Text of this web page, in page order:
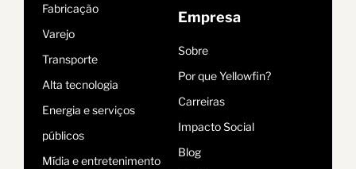
Fabricação
Varejo
Transporte
Alta tecnologia
Energia e serviços
públicos
Mídia e entretenimento
Empresa
Sobre
Por que Yellowfin?
Carreiras
Impacto Social
Blog